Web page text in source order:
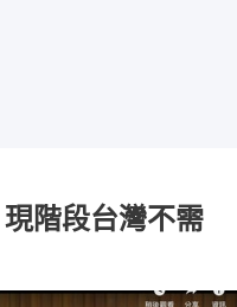
現階段台灣不需